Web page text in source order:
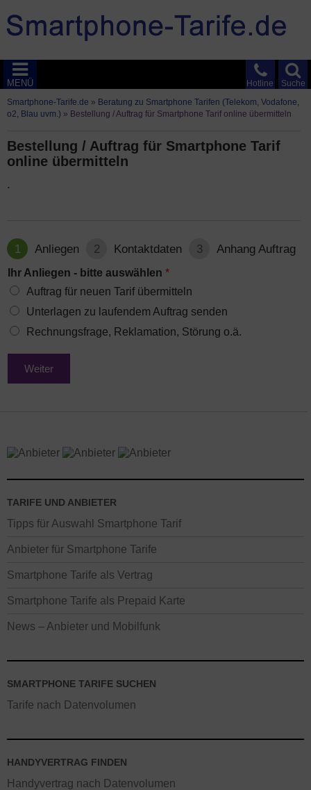
Suche
Hotline
MENÜ
Smartphone-Tarife.de » Beratung zu Smartphone Tarifen (Telekom, Vodafone,
o2, Blau uvm.) » Bestellung / Auftrag für Smartphone Tarif online übermitteln
Bestellung / Auftrag für Smartphone Tarif
online übermitteln
.
1 Anliegen 2 Kontaktdaten 3 Anhang Auftrag
Ihr Anliegen - bitte auswählen *
Auftrag für neuen Tarif übermitteln
Unterlagen zu laufendem Auftrag senden
Rechnungsfrage, Reklamation, Störung o.ä.
Weiter
TARIFE UND ANBIETER
Tipps für Auswahl Smartphone Tarif
Anbieter für Smartphone Tarife
Smartphone Tarife als Vertrag
Smartphone Tarife als Prepaid Karte
News – Anbieter und Mobilfunk
SMARTPHONE TARIFE SUCHEN
Tarife nach Datenvolumen
HANDYVERTRAG FINDEN
Handyvertrag nach Datenvolumen